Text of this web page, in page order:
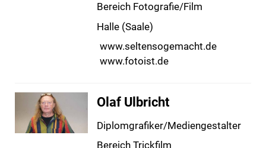
Bereich Fotografie/Film
Halle (Saale)
www.seltensogemacht.de
www.fotoist.de
Olaf Ulbricht
Diplomgrafiker/Mediengestalter
Bereich Trickfilm